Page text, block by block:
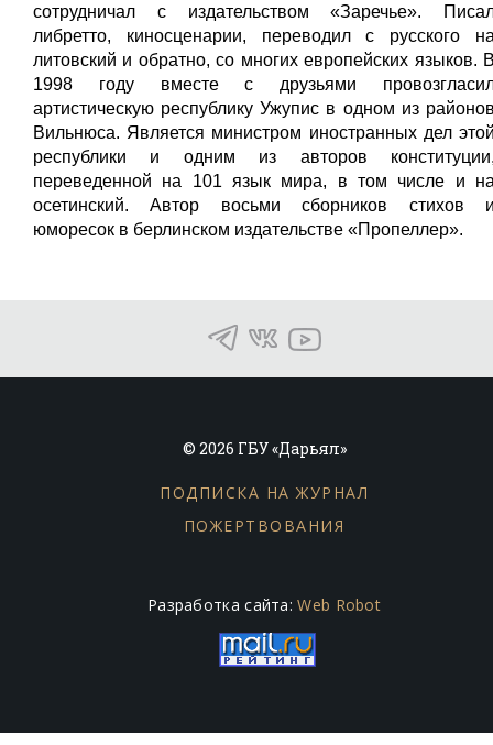
сотрудничал с издательством «Заречье».
либретто, киносценарии, переводил с русского
литовский и обратно, со многих европейских языков.
1998 году вместе с друзьями
артистическую республику Ужупис в одном из
Вильнюса. Является министром иностранных дел
республики и одним из авторов
переведенной на 101 язык мира, в том числе и
осетинский. Автор восьми сборников стихов
юморесок в берлинском издательстве «Пропеллер».
© 2026 ГБУ «Дарьял»
ПОДПИСКА НА ЖУРНАЛ
ПОЖЕРТВОВАНИЯ
Разработка сайта:Web Robot